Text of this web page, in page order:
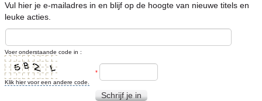
Vul hier je e-mailadres in en blijf op de hoogte van nieuwe titels en
leuke acties.
Voer onderstaande code in :
Klik hier voor een andere code.
*
Schrijf je in